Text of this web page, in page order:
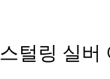
스털링 실버